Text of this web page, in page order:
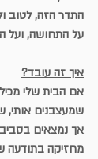
התדר הזה, לטוב
על התחושה, ועל
איך זה עובד?
אם הבית שלי
שמעצבנים אותי,
אך נמצאים
מחזיקה בתודעה